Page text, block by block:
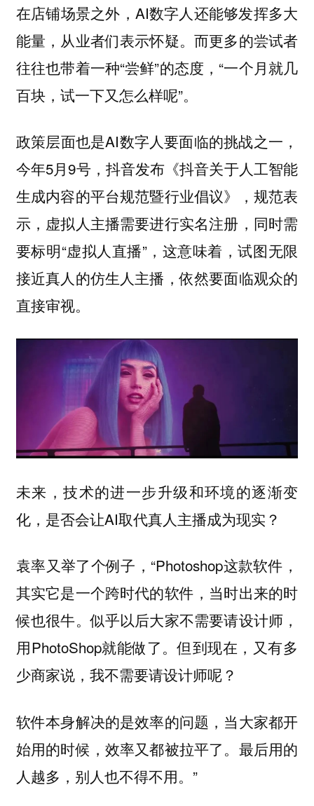
在店铺场景之外，AI数字人还能够发挥多大
能量，从业者们表示怀疑。而更多的尝试者
往往也带着一种“尝鲜”的态度，“一个月就几
百块，试一下又怎么样呢”。
政策层面也是AI数字人要面临的挑战之一，
今年5月9号，抖音发布《抖音关于人工智能
生成内容的平台规范暨行业倡议》，规范表
示，虚拟人主播需要进行实名注册，同时需
要标明“虚拟人直播”，这意味着，试图无限
接近真人的仿生人主播，依然要面临观众的
直接审视。
未来，技术的进一步升级和环境的逐渐变
化，是否会让AI取代真人主播成为现实？
袁率又举了个例子，“Photoshop这款软件，
其实它是一个跨时代的软件，当时出来的时
候也很牛。似乎以后大家不需要请设计师，
用PhotoShop就能做了。但到现在，又有多
少商家说，我不需要请设计师呢？
软件本身解决的是效率的问题，当大家都开
始用的时候，效率又都被拉平了。最后用的
人越多，别人也不得不用。”